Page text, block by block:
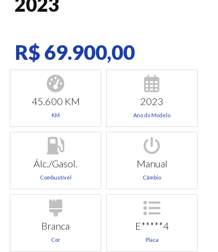
R$ 69.900,00
45.600 KM
KM
2023
Ano do Modelo
Álc./Gasol.
Combustível
Manual
Câmbio
Branca
Cor
E*****4
Placa